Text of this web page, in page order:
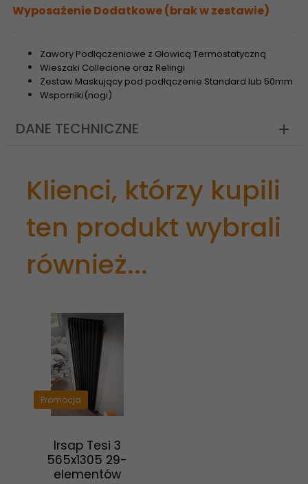
Wyposażenie Dodatkowe (brak w zestawie)
Zawory Podłączeniowe z Głowicą Termostatyczną
Wieszaki Collecione oraz Relingi
Zestaw Maskujący pod podłączenie Standard lub 50mm
Wsporniki(nogi)
DANE TECHNICZNE
Klienci, którzy kupili
ten produkt wybrali
również...
Promocja
Irsap Tesi 3
565x1305 29-
elementów